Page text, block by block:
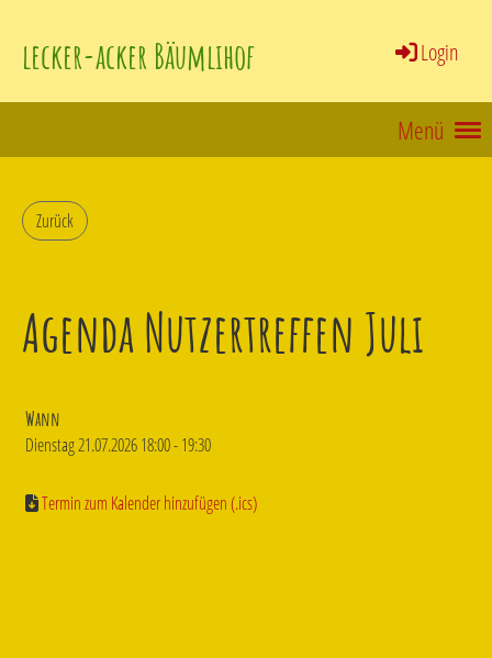
lecker-acker Bäumlihof Login
Menü
Zurück
Agenda Nutzertreffen Juli
Wann
Dienstag 21.07.2026 18:00 - 19:30
Termin zum Kalender hinzufügen (.ics)